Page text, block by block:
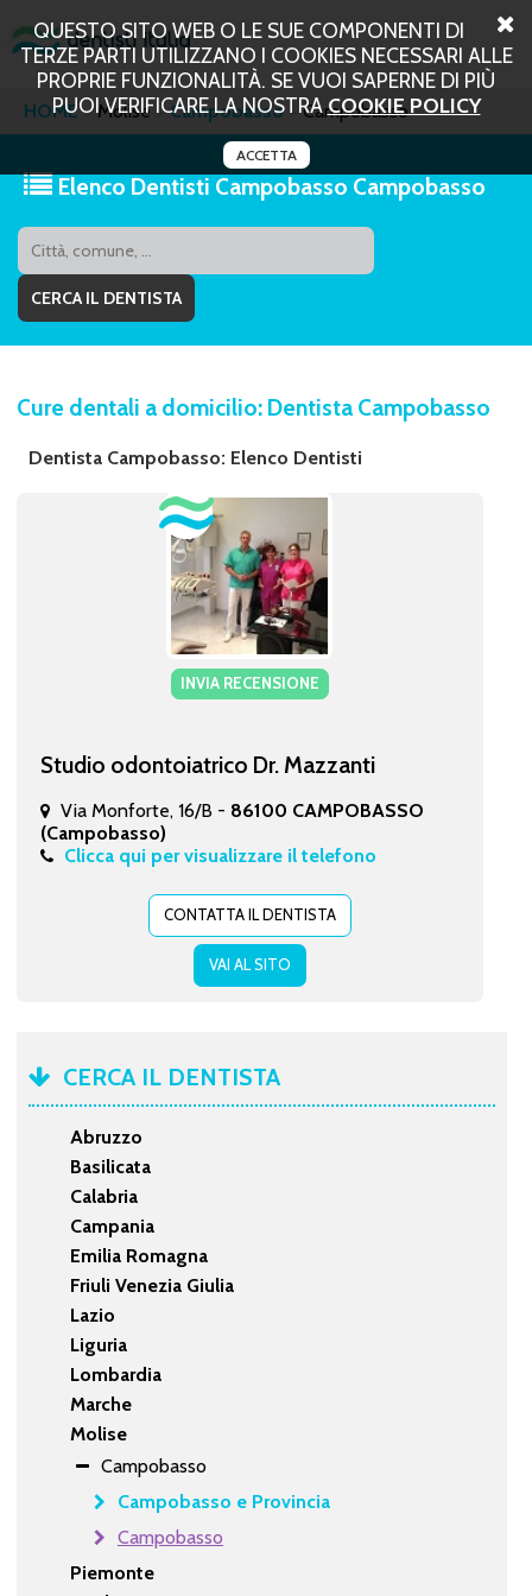
QUESTO SITO WEB O LE SUE COMPONENTI DI
TERZE PARTI UTILIZZANO I COOKIES NECESSARI ALLE
PROPRIE FUNZIONALITÀ. SE VUOI SAPERNE DI PIÙ
PUOI VERIFICARE LA NOSTRACOOKIE POLICY
ACCETTA
HOME Molise Campobasso Campobasso
Elenco Dentisti Campobasso Campobasso
Cure dentali a domicilio: Dentista Campobasso
Dentista Campobasso: Elenco Dentisti
INVIA RECENSIONE
Studio odontoiatrico Dr. Mazzanti
Via Monforte, 16/B - 86100 CAMPOBASSO
(Campobasso)
Clicca qui per visualizzare il telefono
CONTATTA IL DENTISTA
VAI AL SITO
CERCA IL DENTISTA
Abruzzo
Basilicata
Calabria
Campania
Emilia Romagna
Friuli Venezia Giulia
Lazio
Liguria
Lombardia
Marche
Molise
Campobasso
Campobasso e Provincia
Campobasso
Piemonte